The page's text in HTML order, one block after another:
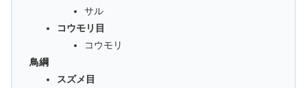
サル
コウモリ目
コウモリ
鳥綱
スズメ目